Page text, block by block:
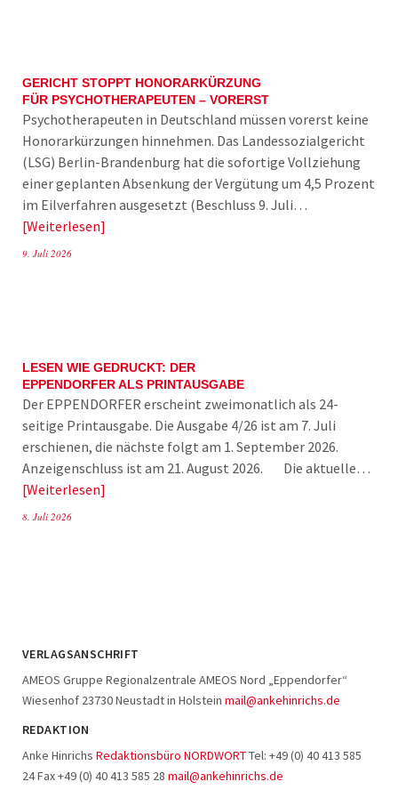
GERICHT STOPPT HONORARKÜRZUNG
FÜR PSYCHOTHERAPEUTEN – VORERST
Psychotherapeuten in Deutschland müssen vorerst keine
Honorarkürzungen hinnehmen. Das Landessozialgericht
(LSG) Berlin-Brandenburg hat die sofortige Vollziehung
einer geplanten Absenkung der Vergütung um 4,5 Prozent
im Eilverfahren ausgesetzt (Beschluss 9. Juli…
Weiterlesen
9. Juli 2026
LESEN WIE GEDRUCKT: DER
EPPENDORFER ALS PRINTAUSGABE
Der EPPENDORFER erscheint zweimonatlich als 24-
seitige Printausgabe. Die Ausgabe 4/26 ist am 7. Juli
erschienen, die nächste folgt am 1. September 2026.
Anzeigenschluss ist am 21. August 2026. Die aktuelle…
Weiterlesen
8. Juli 2026
VERLAGSANSCHRIFT
AMEOS Gruppe Regionalzentrale AMEOS Nord „Eppendorfer“
Wiesenhof 23730 Neustadt in Holstein mail@ankehinrichs.de
REDAKTION
Anke Hinrichs Redaktionsbüro NORDWORTTel: +49 (0) 40 413 585
24 Fax +49 (0) 40 413 585 28 mail@ankehinrichs.de